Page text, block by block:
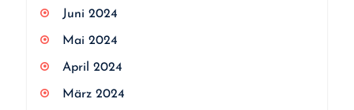
Juni 2024
Mai 2024
April 2024
März 2024